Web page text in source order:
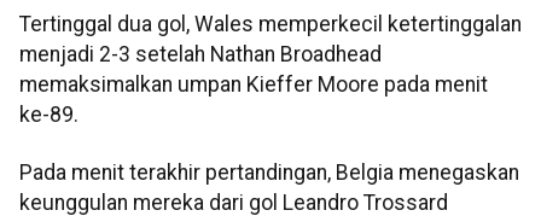
Tertinggal dua gol, Wales memperkecil ketertinggalan
menjadi 2-3 setelah Nathan Broadhead
memaksimalkan umpan Kieffer Moore pada menit
ke-89.
Pada menit terakhir pertandingan, Belgia menegaskan
keunggulan mereka dari gol Leandro Trossard